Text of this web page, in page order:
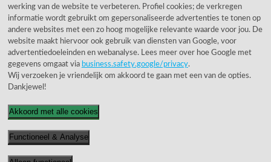
Klantwaardering
"Zeer goed" - eKomi.be
Cijfer: 9.4 (3230 recensies)
werking van de website te verbeteren. Profiel cookies; de verkregen
informatie wordt gebruikt om gepersonaliseerde advertenties te tonen op
andere websites met een zo hoog mogelijke relevante waarde voor jou. De
website maakt hiervoor ook gebruik van diensten van Google, voor
advertentiedoeleinden en webanalyse. Lees meer over hoe Google met
gegevens omgaat via business.safety.google/privacy.
Wij verzoeken je vriendelijk om akkoord te gaan met een van de opties.
Dankjewel!
Akkoord met alle cookies
Functioneel & Analyse